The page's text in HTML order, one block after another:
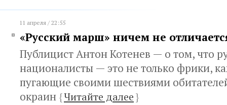
11 апреля / 22:55
«Русский марш» ничем не
Публицист Антон Котенев — о том, что
националисты — это не только фрики,
пугающие своими шествиями
окраин {Читайте далее}